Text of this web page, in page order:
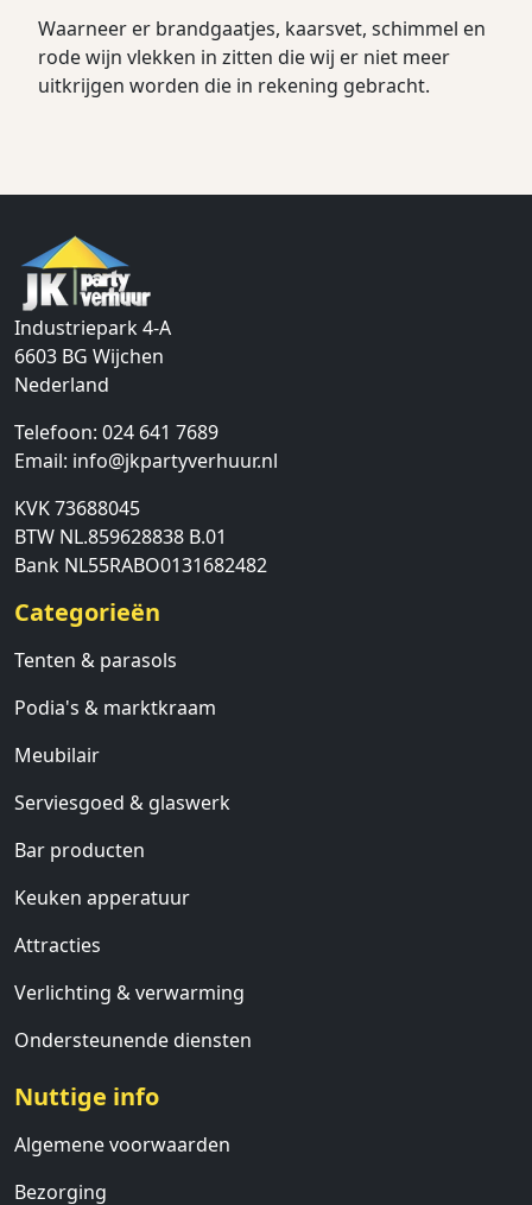
Waarneer er brandgaatjes, kaarsvet, schimmel en
rode wijn vlekken in zitten die wij er niet meer
uitkrijgen worden die in rekening gebracht.
Industriepark 4-A
6603 BG Wijchen
Nederland
Telefoon: 024 641 7689
Email: info@jkpartyverhuur.nl
KVK 73688045
BTW NL.859628838 B.01
Bank NL55RABO0131682482
Categorieën
Tenten & parasols
Podia's & marktkraam
Meubilair
Serviesgoed & glaswerk
Bar producten
Keuken apperatuur
Attracties
Verlichting & verwarming
Ondersteunende diensten
Nuttige info
Algemene voorwaarden
Bezorging